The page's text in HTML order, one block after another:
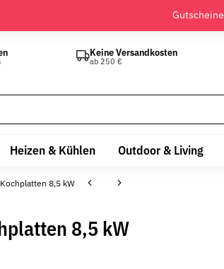
Gutscheine
Keine Versandkosten
ab 250 €
Heizen & Kühlen Outdoor & Living
8,5 kW
8,5 kW